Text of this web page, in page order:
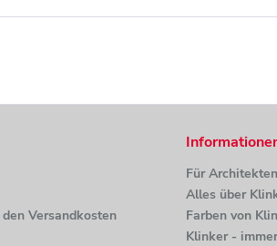
Versandkosten
Für
Alles über
Farben von
Klinker -